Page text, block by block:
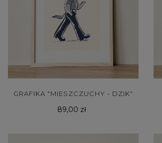
GRAFIKA "MIESZCZUCHY - DZIK"
Cena
89,00 zł